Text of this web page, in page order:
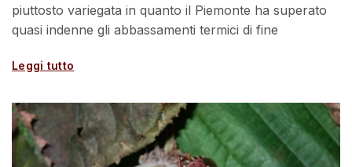
piuttosto variegata in quanto il Piemonte ha superato
quasi indenne gli abbassamenti termici di fine
Leggi tutto